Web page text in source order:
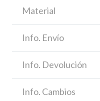
Material
Info. Envío
Info. Devolución
Info. Cambios